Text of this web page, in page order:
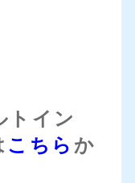
トイン
こちら か